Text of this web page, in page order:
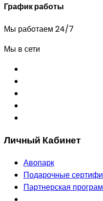
График работы
Мы работаем 24/7
Мы в сети
Личный Кабинет
Авопарк
Подарочные
Партнерская